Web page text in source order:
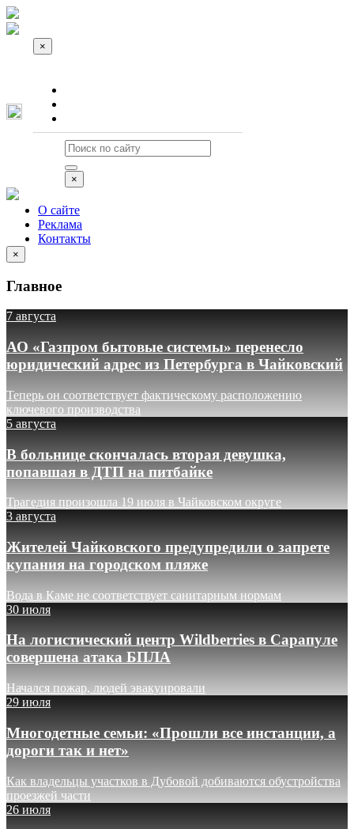
×
×
О сайте
Реклама
Контакты
×
Главное
7 августа
АО «Газпром бытовые системы» перенесло
юридический адрес из Петербурга в Чайковский
Теперь он соответствует фактическому расположению
ключевого производства
5 августа
В больнице скончалась вторая девушка,
попавшая в ДТП на питбайке
Трагедия произошла 19 июля в Чайковском округе
3 августа
Жителей Чайковского предупредили о запрете
купания на городском пляже
Вода в Каме не соответствует санитарным нормам
30 июля
На логистический центр Wildberries в Сарапуле
совершена атака БПЛА
Начался пожар, людей эвакуировали
29 июля
Многодетные семьи: «Прошли все инстанции, а
дороги так и нет»
Как владельцы участков в Дубовой добиваются обустройства
проезжей части
26 июля